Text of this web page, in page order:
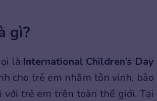
gì?
là International Children’s Day
cho trẻ em nhằm tôn vinh, bảo
với trẻ em trên toàn thế giới. Tại